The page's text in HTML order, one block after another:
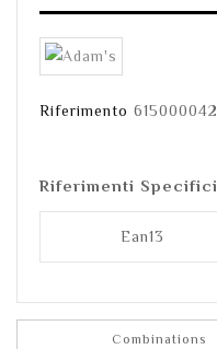
Riferimento 615000042
Riferimenti Specifici
Ean13
Combinations